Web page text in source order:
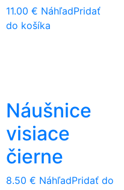
11.00 € NáhľadPridať
do košíka
Náušnice
visiace
čierne
8.50 € NáhľadPridať do